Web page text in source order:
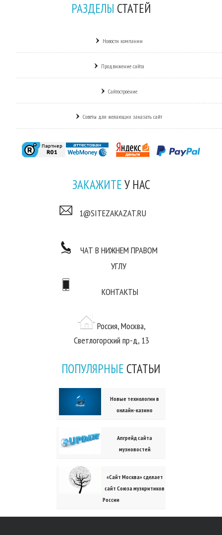
РАЗДЕЛЫ СТАТЕЙ
Новости компании
Продвижение сайта
Сайтостроение
Советы для желающих заказать сайт
ЗАКАЖИТЕУ НАС
1@SITEZAKAZAT.RU
ЧАТ В НИЖНЕМ ПРАВОМ
УГЛУ
КОНТАКТЫ
Россия, Москва,
Светлогорский пр-д, 13
ПОПУЛЯРНЫЕ СТАТЬИ
Новые технологии в
онлайн-казино
Апгрейд сайта
музновостей
«Сайт Москва» сделает
сайт Союза музкритиков
России